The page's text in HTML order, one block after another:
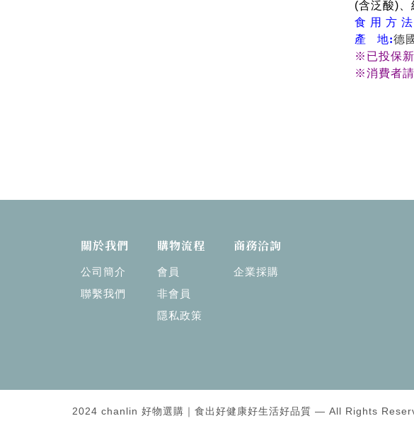
(含泛酸)、
食 用 方 法
產
地:德
※已投保
※消費者
關於我們
公司簡介
聯繫我們
購物流程
會員
非會員
隱私政策
商務洽詢
企業採購
2024 chanlin 好物選購｜食出好健康好生活好品質 — All Rights